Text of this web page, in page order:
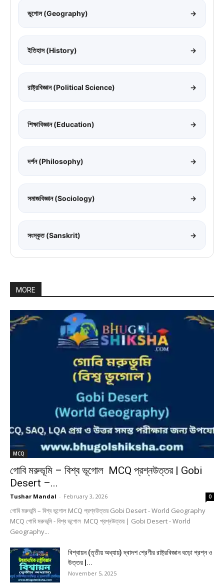
ভূগোল (Geography) →
ইতিহাস (History) →
রাষ্ট্রবিজ্ঞান (Political Science) →
শিক্ষাবিজ্ঞান (Education) →
দর্শন (Philosophy) →
সমাজবিজ্ঞান (Sociology) →
সংস্কৃত (Sanskrit) →
MORE
MCQ
গোবি মরুভূমি – বিশ্ব ভূগোল MCQ প্রশ্নউত্তর | Gobi
Desert –...
Tushar Mandal - February 3, 2026 0
গোবি মরুভূমি – বিশ্ব ভূগোল MCQ প্রশ্নউত্তর Gobi Desert - World Geography
MCQ গোবি মরুভূমি - বিশ্ব ভূগোল MCQ প্রশ্নউত্তর | Gobi Desert - World
Geography...
বিশ্বায়ন (তৃতীয় অধ্যায়) দ্বাদশ শ্রেণীর রাষ্ট্রবিজ্ঞান বড়ো প্রশ্ন ও
উত্তর |...
November 5, 2025